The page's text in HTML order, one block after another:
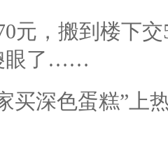
元，搬到楼下
眼了……
买深色蛋糕”上